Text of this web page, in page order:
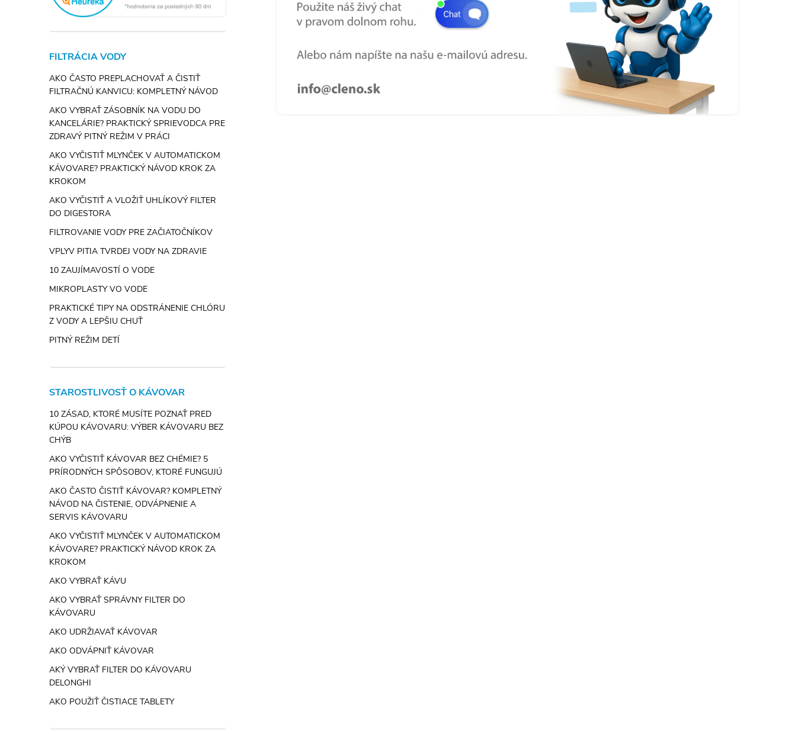
FILTRÁCIA VODY
AKO ČASTO PREPLACHOVAŤ A ČISTIŤ
FILTRAČNÚ KANVICU: KOMPLETNÝ NÁVOD
AKO VYBRAŤ ZÁSOBNÍK NA VODU DO
KANCELÁRIE? PRAKTICKÝ SPRIEVODCA PRE
ZDRAVÝ PITNÝ REŽIM V PRÁCI
AKO VYČISTIŤ MLYNČEK V AUTOMATICKOM
KÁVOVARE? PRAKTICKÝ NÁVOD KROK ZA
KROKOM
AKO VYČISTIŤ A VLOŽIŤ UHLÍKOVÝ FILTER
DO DIGESTORA
FILTROVANIE VODY PRE ZAČIATOČNÍKOV
VPLYV PITIA TVRDEJ VODY NA ZDRAVIE
10 ZAUJÍMAVOSTÍ O VODE
MIKROPLASTY VO VODE
PRAKTICKÉ TIPY NA ODSTRÁNENIE CHLÓRU
Z VODY A LEPŠIU CHUŤ
PITNÝ REŽIM DETÍ
STAROSTLIVOSŤ O KÁVOVAR
10 ZÁSAD, KTORÉ MUSÍTE POZNAŤ PRED
KÚPOU KÁVOVARU: VÝBER KÁVOVARU BEZ
CHÝB
AKO VYČISTIŤ KÁVOVAR BEZ CHÉMIE? 5
PRÍRODNÝCH SPÔSOBOV, KTORÉ FUNGUJÚ
AKO ČASTO ČISTIŤ KÁVOVAR? KOMPLETNÝ
NÁVOD NA ČISTENIE, ODVÁPNENIE A
SERVIS KÁVOVARU
AKO VYČISTIŤ MLYNČEK V AUTOMATICKOM
KÁVOVARE? PRAKTICKÝ NÁVOD KROK ZA
KROKOM
AKO VYBRAŤ KÁVU
AKO VYBRAŤ SPRÁVNY FILTER DO
KÁVOVARU
AKO UDRŽIAVAŤ KÁVOVAR
AKO ODVÁPNIŤ KÁVOVAR
AKÝ VYBRAŤ FILTER DO KÁVOVARU
DELONGHI
AKO POUŽIŤ ČISTIACE TABLETY